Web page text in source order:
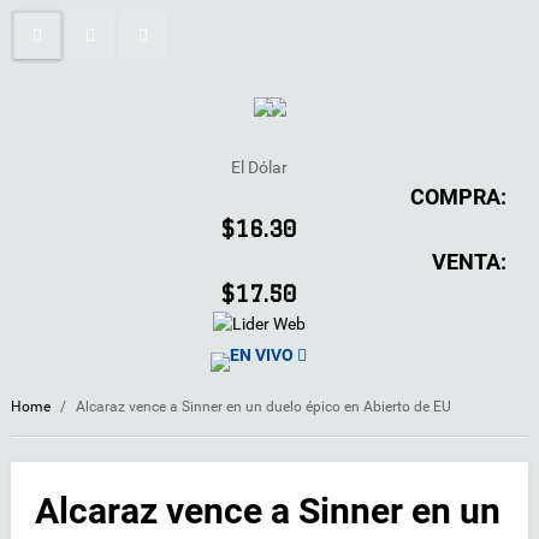
El Dólar
COMPRA:
$16.30
VENTA:
$17.50
EN VIVO
Home / Alcaraz vence a Sinner en un duelo épico en Abierto de EU
Alcaraz vence a Sinner en un